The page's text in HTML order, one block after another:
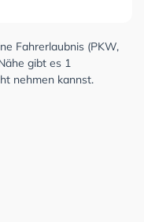
Fahrerlaubnis (PKW,
gibt es 1
nehmen kannst.